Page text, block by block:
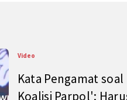
Video
Kata Pengamat
Koalisi Parpol':